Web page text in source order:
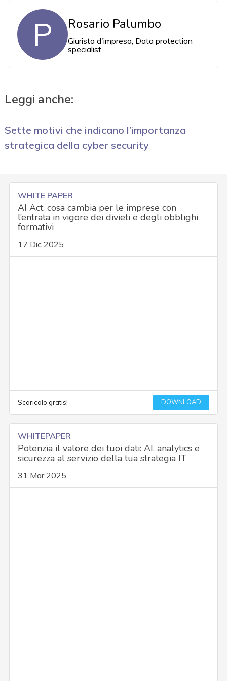
P Rosario Palumbo
Giurista d'impresa, Data protection
specialist
Leggi anche:
Sette motivi che indicano l’importanza
strategica della cyber security
WHITE PAPER
AI Act: cosa cambia per le imprese con
l’entrata in vigore dei divieti e degli obblighi
formativi
17 Dic 2025
Scaricalo gratis! DOWNLOAD
WHITEPAPER
Potenzia il valore dei tuoi dati: AI, analytics e
sicurezza al servizio della tua strategia IT
31 Mar 2025